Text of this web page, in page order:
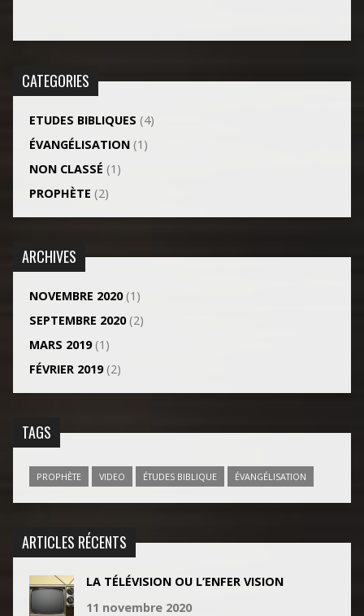
CATEGORIES
ETUDES BIBLIQUES (4)
ÉVANGÉLISATION(1)
NON CLASSÉ (1)
PROPHÈTE (2)
ARCHIVES
NOVEMBRE 2020(1)
SEPTEMBRE 2020(2)
MARS 2019(1)
FÉVRIER 2019(2)
TAGS
PROPHÈTE VIDEO ÉTUDES BIBLIQUE ÉVANGÉLISATION
ARTICLES RÉCENTS
LA TÉLÉVISION OU L’ENFER VISION
11 novembre 2020